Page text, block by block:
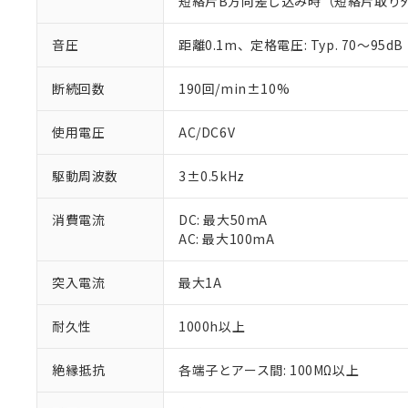
音圧 距離0.1m、定格電圧: Typ. 70～95dB
断続回数 190回/min±10%
使用電圧 AC/DC6V
駆動周波数 3±0.5kHz
消費電流
DC: 最大50mA
AC: 最大100mA
突入電流 最大1A
耐久性 1000h以上
絶縁抵抗 各端子とアース間: 100MΩ以上
以下の条件をお読
本サービス
在庫状況お
い。
お客様が当
さい。
※当社の共同
があります。
鉛(Pb) 1000ppm以下、
ル（DBP） 1000ppm
※2 対応予定月
※3 非含有証明
下記の非含有証明
「×」：最大均質
「－」：未確認で
*中国RoHS10物質の基
当社は貴社
当社は、貴
号
○ 一定数
△ 一定数
機器販
空
受注生